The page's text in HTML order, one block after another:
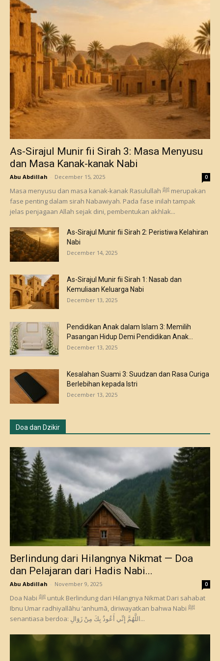
As-Sirajul Munir fii Sirah 3: Masa Menyusu
dan Masa Kanak-kanak Nabi
Abu Abdillah - December 15, 2025 0
Masa menyusu dan masa kanak-kanak Rasulullah ﷺ merupakan
fase penting dalam sirah Nabawiyah. Pada fase inilah tampak
jelas penjagaan Allah sejak dini, pembentukan akhlak...
As-Sirajul Munir fii Sirah 2: Peristiwa Kelahiran
Nabi
December 14, 2025
As-Sirajul Munir fii Sirah 1: Nasab dan
Kemuliaan Keluarga Nabi
December 13, 2025
Pendidikan Anak dalam Islam 3: Memilih
Pasangan Hidup Demi Pendidikan Anak...
December 13, 2025
Kesalahan Suami 3: Suudzan dan Rasa Curiga
Berlebihan kepada Istri
December 13, 2025
Doa dan Dzikir
Berlindung dari Hilangnya Nikmat — Doa
dan Pelajaran dari Hadis Nabi...
Abu Abdillah - November 9, 2025 0
Doa Nabi ﷺ untuk Berlindung dari Hilangnya Nikmat Dari sahabat
Ibnu Umar radhiyallāhu ‘anhumā, diriwayatkan bahwa Nabi ﷺ
senantiasa berdoa: اللَّهُمَّ إِنِّي أَعُوذُ بِكَ مِنْ زَوَالِ...